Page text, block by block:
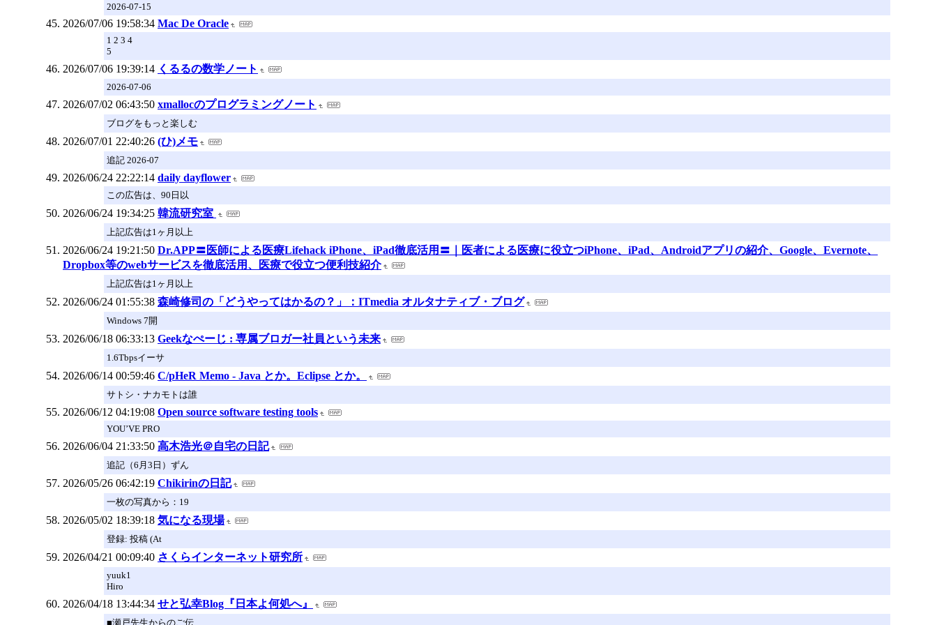
2026-07-15
2026/07/06 19:58:34 Mac De Oracle
1 2 3 4
5
2026/07/06 19:39:14 くるるの数学ノート
2026-07-06
2026/07/02 06:43:50 xmallocのプログラミングノート
ブログをもっと楽しむ
2026/07/01 22:40:26 (ひ)メモ
追記 2026-07
2026/06/24 22:22:14 daily dayflower
この広告は、90日以
2026/06/24 19:34:25 韓流研究室
上記広告は1ヶ月以上
2026/06/24 19:21:50 Dr.APP〓医師による医療Lifehack iPhone、iPad徹底活用〓｜医者による医療に役立つiPhone、iPad、Androidアプリの紹介、Google、Evernote、
Dropbox等のwebサービスを徹底活用、医療で役立つ便利技紹介
上記広告は1ヶ月以上
2026/06/24 01:55:38 森崎修司の「どうやってはかるの？」：ITmedia オルタナティブ・ブログ
Windows 7開
2026/06/18 06:33:13 Geekなぺーじ : 専属ブロガー社員という未来
1.6Tbpsイーサ
2026/06/14 00:59:46 C/pHeR Memo - Java とか。Eclipse とか。
サトシ・ナカモトは誰
2026/06/12 04:19:08 Open source software testing tools
YOU’VE PRO
2026/06/04 21:33:50 高木浩光＠自宅の日記
追記（6月3日）ずん
2026/05/26 06:42:19 Chikirinの日記
一枚の写真から：19
2026/05/02 18:39:18 気になる現場
登録: 投稿 (At
2026/04/21 00:09:40 さくらインターネット研究所
yuuk1
Hiro
2026/04/18 13:44:34 せと弘幸Blog『日本よ何処へ』
■瀬戸先生からのご伝